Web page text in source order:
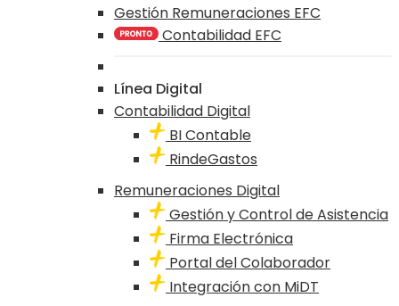
Gestión Remuneraciones EFC
Contabilidad EFC
Línea Digital
Contabilidad Digital
BI Contable
RindeGastos
Remuneraciones Digital
Gestión y Control de Asistencia
Firma Electrónica
Portal del Colaborador
Integración con MiDT